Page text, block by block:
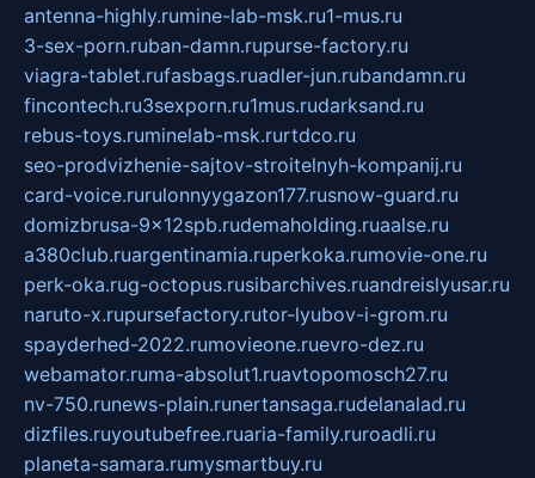
antenna-highly.rumine-lab-msk.ru1-mus.ru
3-sex-porn.ruban-damn.rupurse-factory.ru
viagra-tablet.rufasbags.ruadler-jun.rubandamn.ru
fincontech.ru3sexporn.ru1mus.rudarksand.ru
rebus-toys.ruminelab-msk.rurtdco.ru
seo-prodvizhenie-sajtov-stroitelnyh-kompanij.ru
card-voice.rurulonnyygazon177.rusnow-guard.ru
domizbrusa-9x12spb.rudemaholding.ruaalse.ru
a380club.ruargentinamia.ruperkoka.rumovie-one.ru
perk-oka.rug-octopus.rusibarchives.ruandreislyusar.ru
naruto-x.rupursefactory.rutor-lyubov-i-grom.ru
spayderhed-2022.rumovieone.ruevro-dez.ru
webamator.ruma-absolut1.ruavtopomosch27.ru
nv-750.runews-plain.runertansaga.rudelanalad.ru
dizfiles.ruyoutubefree.ruaria-family.ruroadli.ru
planeta-samara.rumysmartbuy.ru